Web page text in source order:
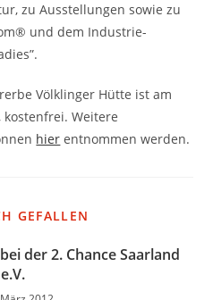
zu Ausstellungen sowie zu
und dem Industrie-
Völklinger Hütte ist am
kostenfrei. Weitere
hier entnommen werden.
GEFALLEN
der 2. Chance Saarland
e.V.